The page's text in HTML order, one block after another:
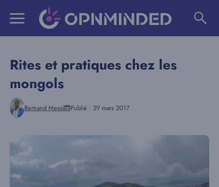
Rites et pratiques chez les
mongols
Bertrand Messi Publié : 29 mars 2017